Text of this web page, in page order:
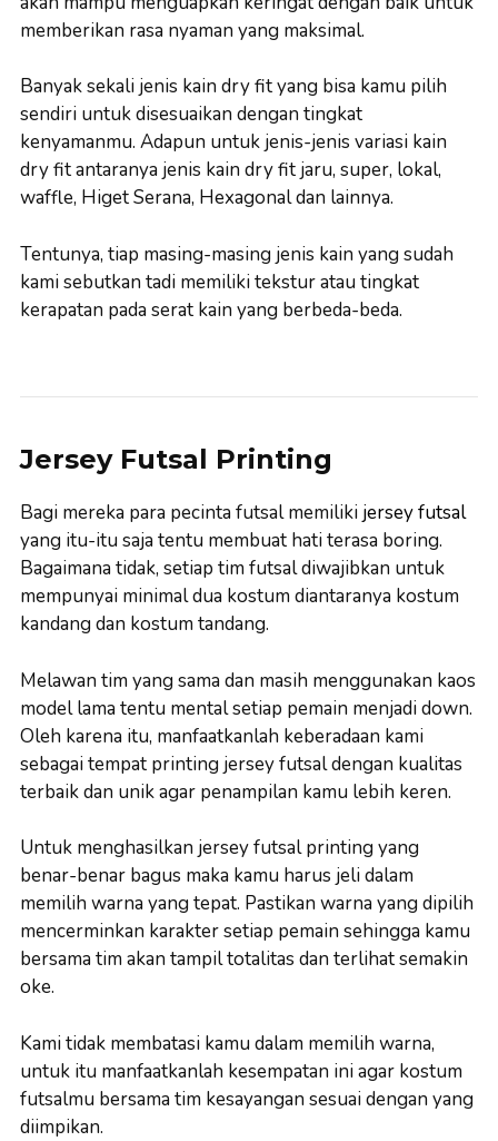
memberikan rasa nyaman yang maksimal.
Banyak sekali jenis kain dry fit yang bisa kamu pilih
sendiri untuk disesuaikan dengan tingkat
kenyamanmu. Adapun untuk jenis-jenis variasi kain
dry fit antaranya jenis kain dry fit jaru, super, lokal,
waffle, Higet Serana, Hexagonal dan lainnya.
Tentunya, tiap masing-masing jenis kain yang sudah
kami sebutkan tadi memiliki tekstur atau tingkat
kerapatan pada serat kain yang berbeda-beda.
Jersey Futsal Printing
Bagi mereka para pecinta futsal memiliki jersey futsal
yang itu-itu saja tentu membuat hati terasa boring.
Bagaimana tidak, setiap tim futsal diwajibkan untuk
mempunyai minimal dua kostum diantaranya kostum
kandang dan kostum tandang.
Melawan tim yang sama dan masih menggunakan kaos
model lama tentu mental setiap pemain menjadi down.
Oleh karena itu, manfaatkanlah keberadaan kami
sebagai tempat printing jersey futsal dengan kualitas
terbaik dan unik agar penampilan kamu lebih keren.
Untuk menghasilkan jersey futsal printing yang
benar-benar bagus maka kamu harus jeli dalam
memilih warna yang tepat. Pastikan warna yang dipilih
mencerminkan karakter setiap pemain sehingga kamu
bersama tim akan tampil totalitas dan terlihat semakin
oke.
Kami tidak membatasi kamu dalam memilih warna,
untuk itu manfaatkanlah kesempatan ini agar kostum
futsalmu bersama tim kesayangan sesuai dengan yang
diimpikan.